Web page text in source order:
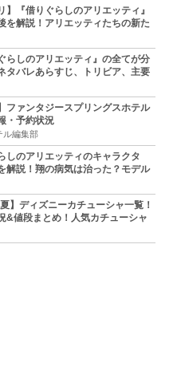
】『借りぐらしのアリエッティ』
を解説！アリエッティたちの新た
？翔の病気は治る？
らしのアリエッティ』の全てが分
タバレあらすじ、トリビア、主要
とめ！
ファンタジースプリングスホテル
・予約状況
ル編集部
しのアリエッティのキャラクタ
解説！翔の病気は治った？モデル
夏】ディズニーカチューシャ一覧！
&値段まとめ！人気カチューシャ
ク